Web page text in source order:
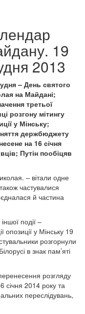
19
2013
– День святого
на Майдані;
третьої
розгону мітингу
у Мінську;
держбюджету
на 16 січня
Путін пообіцяв
– вітали одне
частувалися
й частина
події –
опозиції у Мінську 19
розгорнули
в знак пам’яті
розгляду
січня 2014 року та
переслідувань,